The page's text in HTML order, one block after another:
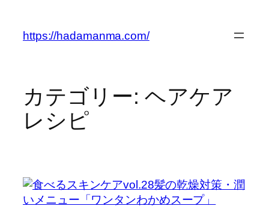
https://hadamanma.com/
カテゴリー:ヘアケア
レシピ